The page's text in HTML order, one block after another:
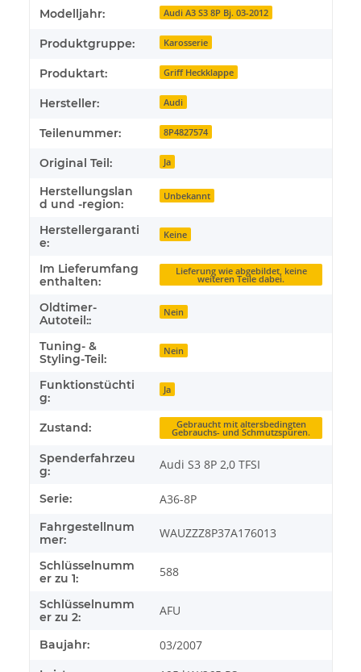
Produkteigenschaft
Wert
Modelljahr: Audi A3 S3 8P Bj. 03-2012
Produktgruppe: Karosserie
Produktart: Griff Heckklappe
Hersteller: Audi
Teilenummer: 8P4827574
Original Teil: Ja
Herstellungslan
d und -region:
Unbekannt
Herstellergaranti
e:
Keine
Im Lieferumfang
enthalten:
Lieferung wie abgebildet, keine
weiteren Teile dabei.
Oldtimer-
Autoteil::
Nein
Tuning- &
Styling-Teil:
Nein
Funktionstüchti
g:
Ja
Zustand: Gebraucht mit altersbedingten
Gebrauchs- und Schmutzspuren.
Spenderfahrzeu
g:
Audi S3 8P 2,0 TFSI
Serie: A36-8P
Fahrgestellnum
mer:
WAUZZZ8P37A176013
Schlüsselnumm
er zu 1:
588
Schlüsselnumm
er zu 2:
AFU
Baujahr: 03/2007